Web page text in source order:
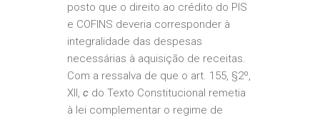
posto que o direito ao crédito do PIS
e COFINS deveria corresponder à
integralidade das despesas
necessárias à aquisição de receitas.
Com a ressalva de que o art. 155, §2º,
XII, c do Texto Constitucional remetia
à lei complementar o regime de